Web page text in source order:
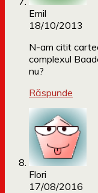
Emil
18/10/2013
N-am citit
complexul
nu?
Răspunde
Flori
17/08/2016